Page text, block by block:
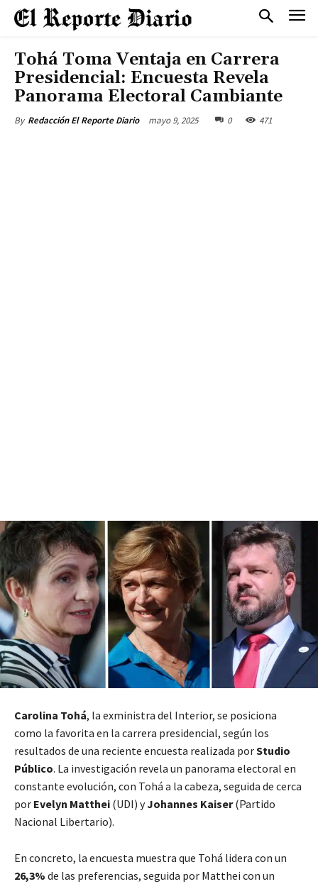
Tohá Toma Ventaja en Carrera
Presidencial: Encuesta Revela
Panorama Electoral Cambiante
By Redacción El Reporte Diario mayo 9, 2025 0 471
Carolina Tohá, la exministra del Interior, se posiciona
como la favorita en la carrera presidencial, según los
resultados de una reciente encuesta realizada porStudio
Público. La investigación revela un panorama electoral en
constante evolución, con Tohá a la cabeza, seguida de cerca
por Evelyn Matthei (UDI) yJohannes Kaiser(Partido
Nacional Libertario).
En concreto, la encuesta muestra que Tohá lidera con un
26,3% de las preferencias, seguida por Matthei con un